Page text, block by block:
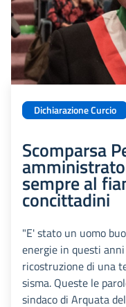
Dichiarazione Curcio
Scomparsa
sempre al
concittadini
"E' stato un uomo
energie in questi
ricostruzione di una
sisma. Queste le
sindaco di Arquata